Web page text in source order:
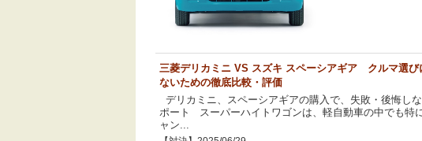
三菱デリカミニ VS スズキ スペーシアギア クルマ選び
ないための徹底比較・評価
デリカミニ、スペーシアギアの購入で、失敗・後悔し
ポート スーパーハイトワゴンは、軽自動車の中でも特
ャン...